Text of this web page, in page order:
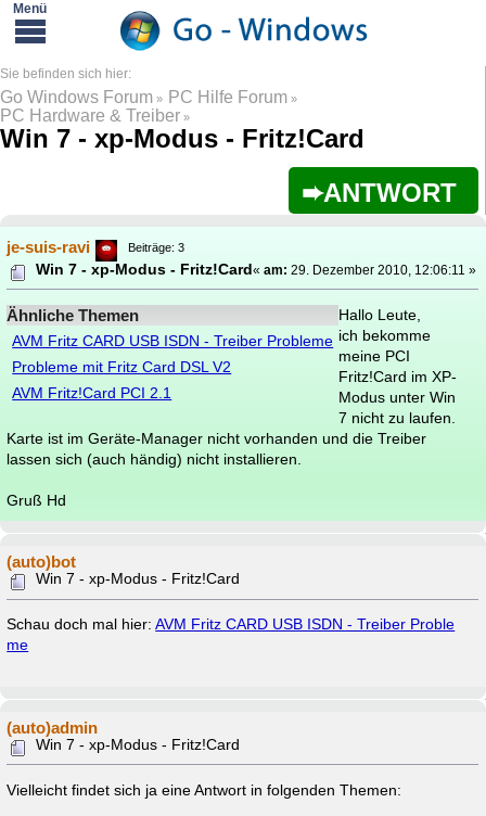
Go Windows Forum » PC Hilfe Forum »
PC Hardware & Treiber »
Win 7 - xp-Modus - Fritz!Card
ANTWORT
je-suis-ravi Beiträge: 3
Win 7 - xp-Modus - Fritz!Card«am: 29. Dezember 2010, 12:06:11 »
Ähnliche Themen
AVM Fritz CARD USB ISDN - Treiber Probleme
Probleme mit Fritz Card DSL V2
AVM Fritz!Card PCI 2.1
Hallo Leute,
ich bekomme
meine PCI
Fritz!Card im XP-
Modus unter Win
7 nicht zu laufen.
Karte ist im Geräte-Manager nicht vorhanden und die Treiber
lassen sich (auch händig) nicht installieren.
Gruß Hd
(auto)bot
Win 7 - xp-Modus - Fritz!Card
Schau doch mal hier:AVM Fritz CARD USB ISDN - Treiber Proble
me
(auto)admin
Win 7 - xp-Modus - Fritz!Card
Vielleicht findet sich ja eine Antwort in folgenden Themen: